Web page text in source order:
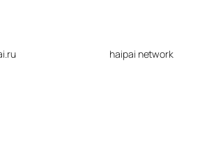
haipai network